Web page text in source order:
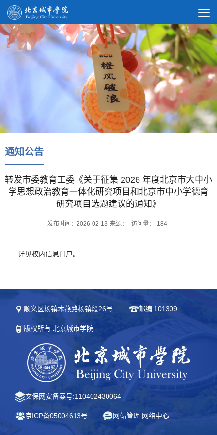
通知公告
转发市委教育工委《关于征集 2026 年度北京市大中小
学思想政治教育一体化研究项目和北京市中小学德育
研究项目选题建议的通知》
发布时间：2026-02-13 来源： 访问量： 184
详见校内信息门户。
顺义区杨镇木燕路杨镇段26号 邮编:101309
版权所有 北京城市学院
文保网安备案号:110402430064
京ICP备05004613号 网站管理:网络中心